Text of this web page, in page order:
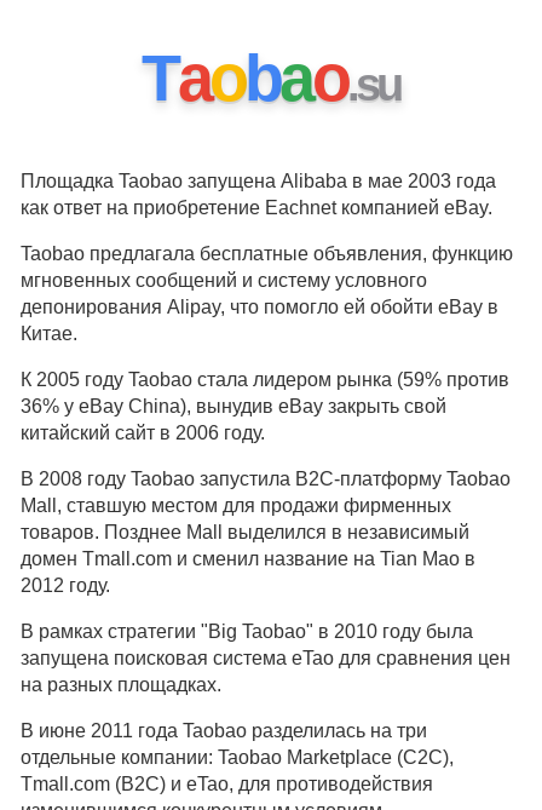
Taobao.su
Площадка Taobao запущена Alibaba в мае 2003 года
как ответ на приобретение Eachnet компанией eBay.
Taobao предлагала бесплатные объявления, функцию
мгновенных сообщений и систему условного
депонирования Alipay, что помогло ей обойти eBay в
Китае.
К 2005 году Taobao стала лидером рынка (59% против
36% у eBay China), вынудив eBay закрыть свой
китайский сайт в 2006 году.
В 2008 году Taobao запустила B2C-платформу Taobao
Mall, ставшую местом для продажи фирменных
товаров. Позднее Mall выделился в независимый
домен Tmall.com и сменил название на Tian Mao в
2012 году.
В рамках стратегии "Big Taobao" в 2010 году была
запущена поисковая система eTao для сравнения цен
на разных площадках.
В июне 2011 года Taobao разделилась на три
отдельные компании: Taobao Marketplace (C2C),
Tmall.com (B2C) и eTao, для противодействия